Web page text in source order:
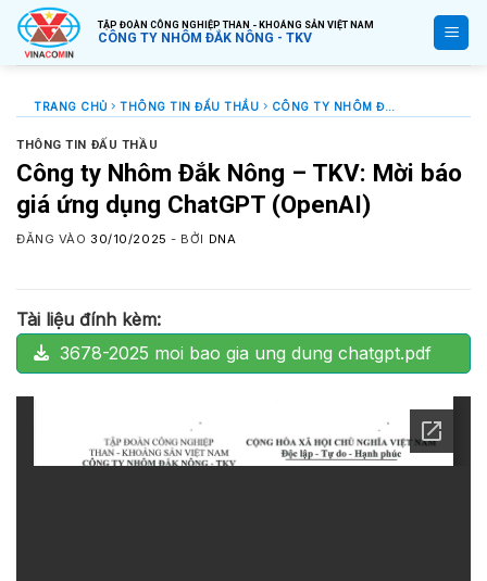
Bỏ
qua
nội
TẬP ĐOÀN CÔNG NGHIỆP THAN - KHOÁNG SẢN VIỆT NAM
CÔNG TY NHÔM ĐẮK NÔNG - TKV
TRANG CHỦ THÔNG TIN ĐẤU THẦU CÔNG TY NHÔM ĐẮK NÔNG – TKV: MỜI BÁO GIÁ ỨNG DỤNG CHATGPT (OPENAI)
THÔNG TIN ĐẤU THẦU
Công ty Nhôm Đắk Nông – TKV: Mời báo
giá ứng dụng ChatGPT (OpenAI)
ĐĂNG VÀO 30/10/2025 - BỞI DNA
Tài liệu đính kèm:
3678-2025 moi bao gia ung dung chatgpt.pdf